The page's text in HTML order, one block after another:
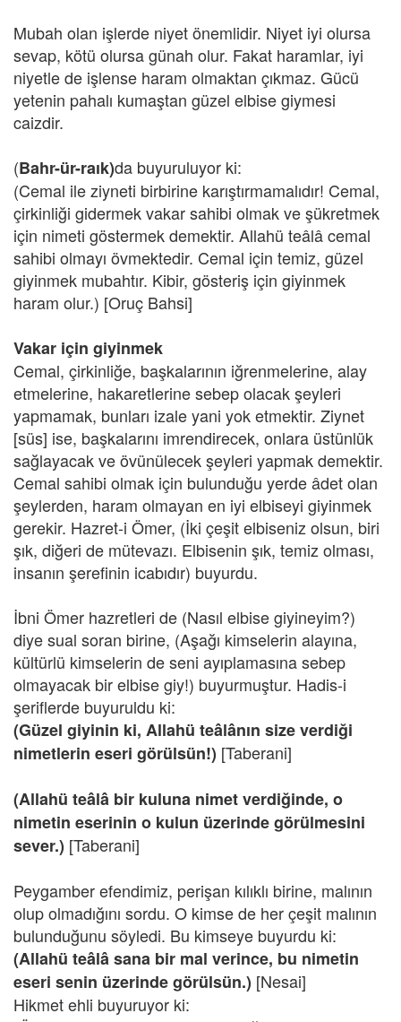
Mubah olan işlerde niyet önemlidir. Niyet iyi olursa
sevap, kötü olursa günah olur. Fakat haramlar, iyi
niyetle de işlense haram olmaktan çıkmaz. Gücü
yetenin pahalı kumaştan güzel elbise giymesi
caizdir.
(Bahr-ür-raık)da buyuruluyor ki:
(Cemal ile ziyneti birbirine karıştırmamalıdır! Cemal,
çirkinliği gidermek vakar sahibi olmak ve şükretmek
için nimeti göstermek demektir. Allahü teâlâ cemal
sahibi olmayı övmektedir. Cemal için temiz, güzel
giyinmek mubahtır. Kibir, gösteriş için giyinmek
haram olur.) [Oruç Bahsi]
Vakar için giyinmek
Cemal, çirkinliğe, başkalarının iğrenmelerine, alay
etmelerine, hakaretlerine sebep olacak şeyleri
yapmamak, bunları izale yani yok etmektir. Ziynet
[süs] ise, başkalarını imrendirecek, onlara üstünlük
sağlayacak ve övünülecek şeyleri yapmak demektir.
Cemal sahibi olmak için bulunduğu yerde âdet olan
şeylerden, haram olmayan en iyi elbiseyi giyinmek
gerekir. Hazret-i Ömer, (İki çeşit elbiseniz olsun, biri
şık, diğeri de mütevazı. Elbisenin şık, temiz olması,
insanın şerefinin icabıdır) buyurdu.
İbni Ömer hazretleri de (Nasıl elbise giyineyim?)
diye sual soran birine, (Aşağı kimselerin alayına,
kültürlü kimselerin de seni ayıplamasına sebep
olmayacak bir elbise giy!) buyurmuştur. Hadis-i
şeriflerde buyuruldu ki:
(Güzel giyinin ki, Allahü teâlânın size verdiği
nimetlerin eseri görülsün!) [Taberani]
(Allahü teâlâ bir kuluna nimet verdiğinde, o
nimetin eserinin o kulun üzerinde görülmesini
sever.) [Taberani]
Peygamber efendimiz, perişan kılıklı birine, malının
olup olmadığını sordu. O kimse de her çeşit malının
bulunduğunu söyledi. Bu kimseye buyurdu ki:
(Allahü teâlâ sana bir mal verince, bu nimetin
eseri senin üzerinde görülsün.) [Nesai]
Hikmet ehli buyuruyor ki: